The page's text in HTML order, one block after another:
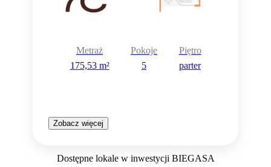
Metraż
175,53 m²
Pokoje
5
Piętro
parter
Zobacz więcej
Dostępne lokale w inwestycji BIEGASA